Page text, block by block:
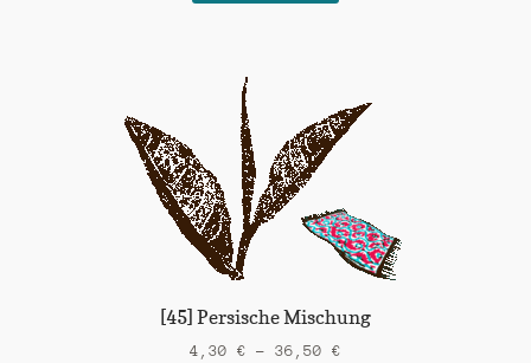
auf.
Die
der
Produktseite
gewählt
[45] Persische Mischung
4,30 € – 36,50 €